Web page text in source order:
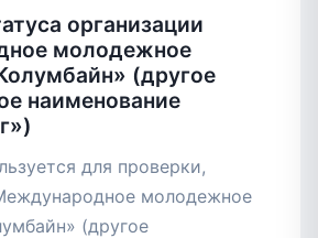
организации
молодежное
(другое
наименование
для проверки,
молодежное
(другое